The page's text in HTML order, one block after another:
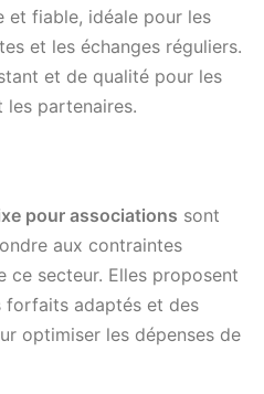
et fiable, idéale pour les
et les échanges réguliers.
et de qualité pour les
les partenaires.
pour associations sont
aux contraintes
ce secteur. Elles proposent
forfaits adaptés et des
optimiser les dépenses de